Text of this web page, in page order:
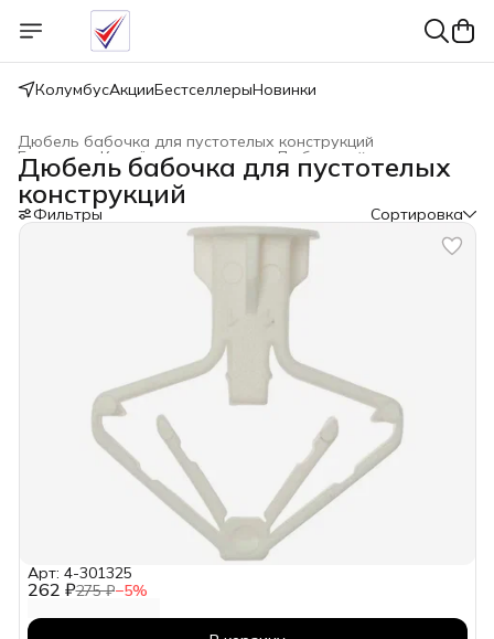
КолумбусАкцииБестселлерыНовинки
Дюбель бабочка для пустотелых конструкций
Дюбельный крепеж
Крепёжные изделия
Главная
Дюбель бабочка для пустотелых
конструкций
Фильтры Сортировка
262 ₽275 ₽−5%
Арт: 4-301325